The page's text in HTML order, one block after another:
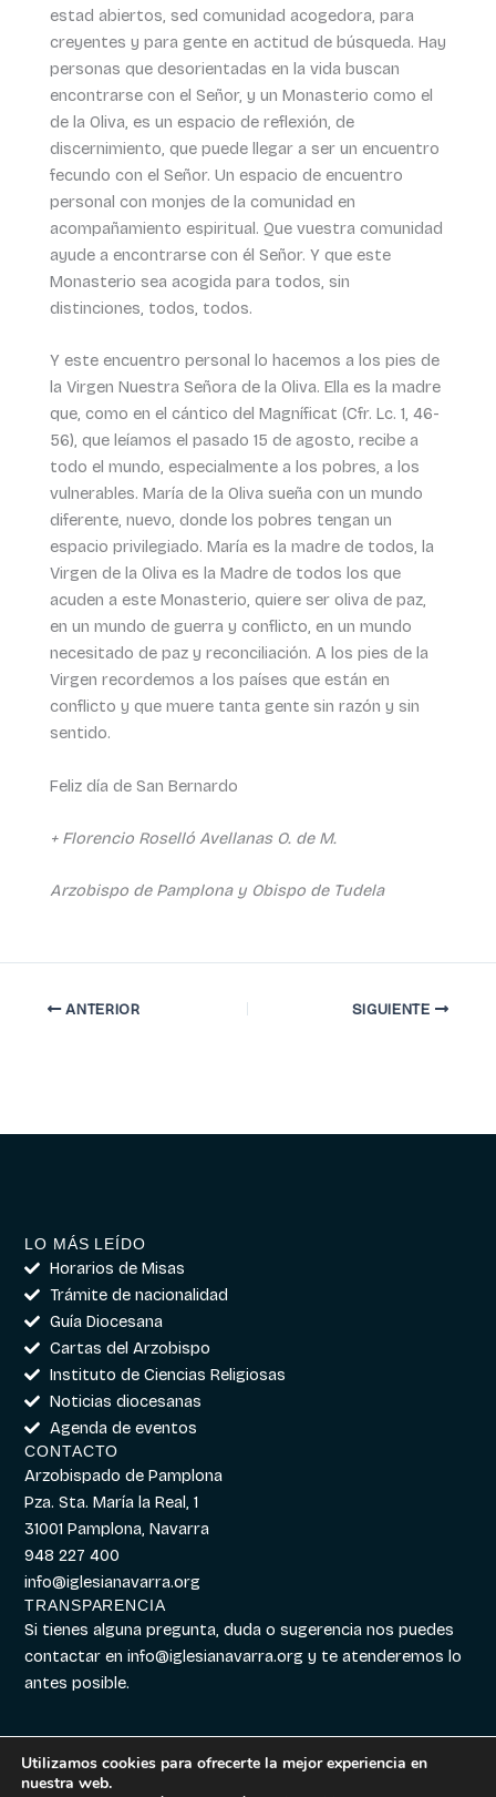
estad abiertos, sed comunidad acogedora, para
creyentes y para gente en actitud de búsqueda. Hay
personas que desorientadas en la vida buscan
encontrarse con el Señor, y un Monasterio como el
de la Oliva, es un espacio de reflexión, de
discernimiento, que puede llegar a ser un encuentro
fecundo con el Señor. Un espacio de encuentro
personal con monjes de la comunidad en
acompañamiento espiritual. Que vuestra comunidad
ayude a encontrarse con él Señor. Y que este
Monasterio sea acogida para todos, sin
distinciones, todos, todos.
Y este encuentro personal lo hacemos a los pies de
la Virgen Nuestra Señora de la Oliva. Ella es la madre
que, como en el cántico del Magníficat (Cfr. Lc. 1, 46-
56), que leíamos el pasado 15 de agosto, recibe a
todo el mundo, especialmente a los pobres, a los
vulnerables. María de la Oliva sueña con un mundo
diferente, nuevo, donde los pobres tengan un
espacio privilegiado. María es la madre de todos, la
Virgen de la Oliva es la Madre de todos los que
acuden a este Monasterio, quiere ser oliva de paz,
en un mundo de guerra y conflicto, en un mundo
necesitado de paz y reconciliación. A los pies de la
Virgen recordemos a los países que están en
conflicto y que muere tanta gente sin razón y sin
sentido.
Feliz día de San Bernardo
+ Florencio Roselló Avellanas O. de M.
Arzobispo de Pamplona y Obispo de Tudela
ANTERIOR SIGUIENTE
LO MÁS LEÍDO
Horarios de Misas
Trámite de nacionalidad
Guía Diocesana
Cartas del Arzobispo
Instituto de Ciencias Religiosas
Noticias diocesanas
Agenda de eventos
CONTACTO
Arzobispado de Pamplona
Pza. Sta. María la Real, 1
31001 Pamplona, Navarra
948 227 400
info@iglesianavarra.org
TRANSPARENCIA
Si tienes alguna pregunta, duda o sugerencia nos puedes
contactar eninfo@iglesianavarra.org y te atenderemos lo
antes posible.
Aviso legal|
Utilizamos cookies para ofrecerte la mejor experiencia en
nuestra web.